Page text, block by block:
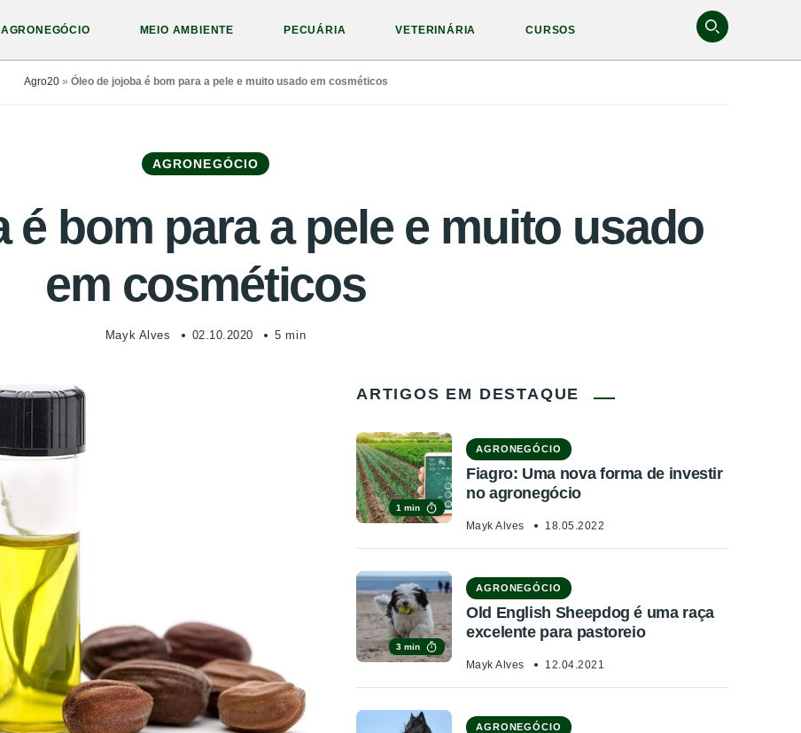
AGRONEGÓCIO MEIO AMBIENTE PECUÁRIA VETERINÁRIA CURSOS
Agro20» Óleo de jojoba é bom para a pele e muito usado em cosméticos
AGRONEGÓCIO
é bom para a pele e muito usado
em cosméticos
Mayk Alves 02.10.2020 5 min
ARTIGOS EM DESTAQUE
1 min
AGRONEGÓCIO
Fiagro: Uma nova forma de investir
no agronegócio
Mayk Alves 18.05.2022
3 min
AGRONEGÓCIO
Old English Sheepdog é uma raça
excelente para pastoreio
Mayk Alves 12.04.2021
AGRONEGÓCIO